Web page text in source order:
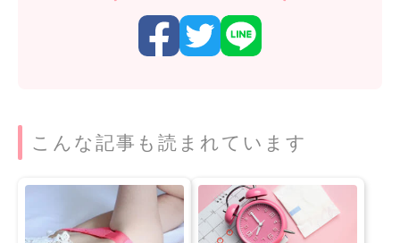
こんな記事も読まれています